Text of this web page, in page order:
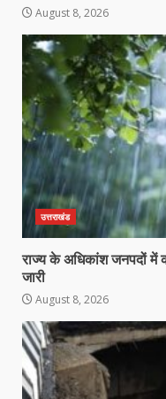
August 8, 2026
उत्तराखंड
राज्य के अधिकांश जनपदों में
जारी
August 8, 2026